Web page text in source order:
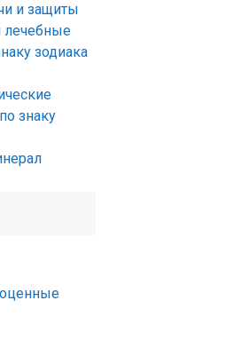
и защиты
лечебные
зодиака
знаку